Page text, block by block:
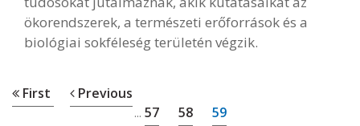
ökorendszerek, a természeti erőforrások és a
biológiai sokféleség területén végzik.
First Previous
... 57 58 59